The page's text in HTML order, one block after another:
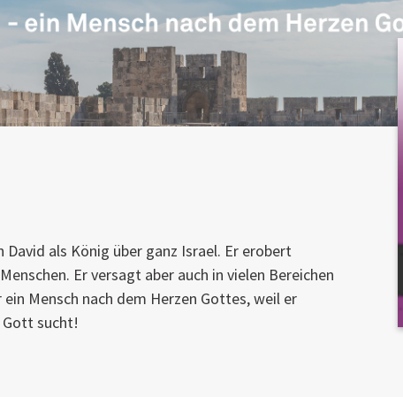
David als König über ganz Israel. Er erobert
Er versagt aber auch in vielen Bereichen
Mensch nach dem Herzen Gottes, weil er
sucht!